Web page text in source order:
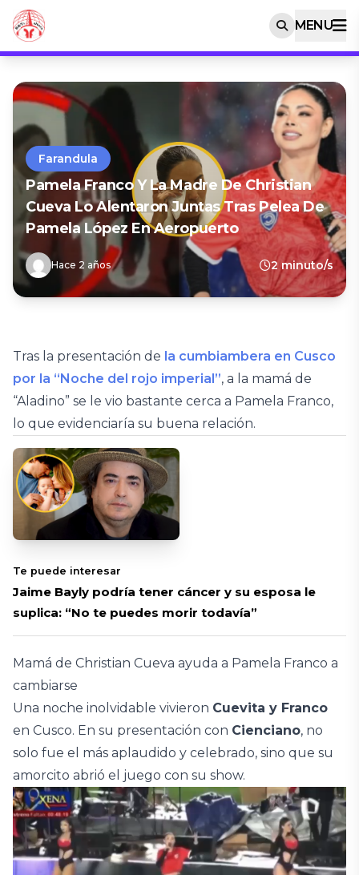
MENU
Farandula
Pamela Franco Y La Madre De Christian
Cueva Lo Alentaron Juntas Tras Pelea De
Pamela López En Aeropuerto
Hace 2 años 2 minuto/s
Tras la presentación de la cumbiambera en Cusco
por la “Noche del rojo imperial”, a la mamá de
“Aladino” se le vio bastante cerca a Pamela Franco,
lo que evidenciaría su buena relación.
Te puede interesar
Jaime Bayly podría tener cáncer y su esposa le
suplica: “No te puedes morir todavía”
Mamá de Christian Cueva ayuda a Pamela Franco a
cambiarse
Una noche inolvidable vivieron Cuevita y Franco
en Cusco. En su presentación con Cienciano, no
solo fue el más aplaudido y celebrado, sino que su
amorcito abrió el juego con su show.